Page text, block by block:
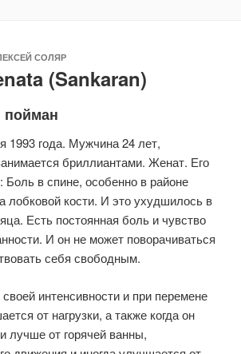
СОЛЯР
(Sankaran)
пойман
1993 года. Мужчина 24 лет,
бриллиантами. Женат. Его
в спине, особенно в районе
лобковой кости. И это ухудшилось в
Есть постоянная боль и чувство
И он не может поворачиваться
себя свободным.
интенсивности и при перемене
от нагрузки, а также когда он
лучше от горячей ванны,